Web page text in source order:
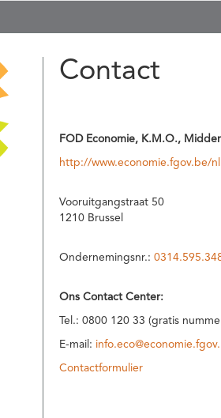
Contact
FOD Economie, K.M.O.,
http://www.economie.fgov.be/nl
Vooruitgangstraat 50
1210 Brussel
Ondernemingsnr.:
Ons Contact Center:
Tel.: 0800 120 33 (gratis
E-mail:
Contactformulier